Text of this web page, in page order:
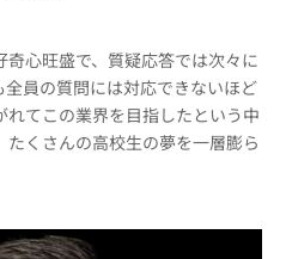
心旺盛で、質疑応答では次々に
員の質問には対応できないほど
てこの業界を目指したという中
くさんの高校生の夢を一層膨ら